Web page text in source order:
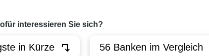
interessieren Sie sich?
in Kürze 56 Banken im Vergleich